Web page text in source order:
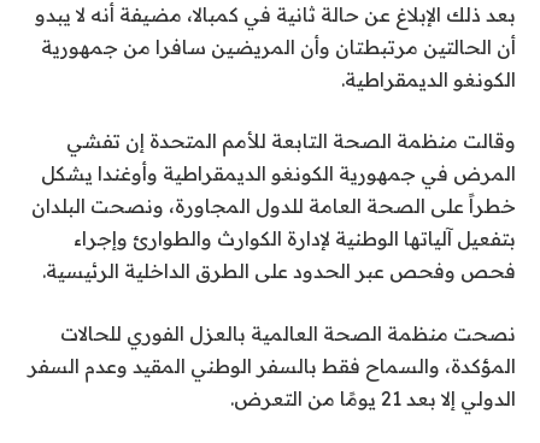
بعد ذلك الإبلاغ عن حالة ثانية في كمبالا، مضيفة أنه لا يبدو
أن الحالتين مرتبطتان وأن المريضين سافرا من جمهورية
الكونغو الديمقراطية.
وقالت منظمة الصحة التابعة للأمم المتحدة إن تفشي
المرض في جمهورية الكونغو الديمقراطية وأوغندا يشكل
خطراً على الصحة العامة للدول المجاورة، ونصحت البلدان
بتفعيل آلياتها الوطنية لإدارة الكوارث والطوارئ وإجراء
فحص وفحص عبر الحدود على الطرق الداخلية الرئيسية.
نصحت منظمة الصحة العالمية بالعزل الفوري للحالات
المؤكدة، والسماح فقط بالسفر الوطني المقيد وعدم السفر
الدولي إلا بعد 21 يومًا من التعرض.